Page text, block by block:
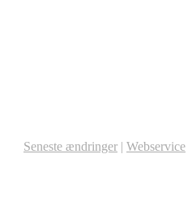
Seneste ændringer | Webservice